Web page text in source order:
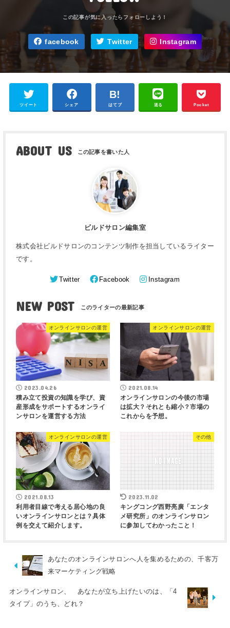
facebook Twitter Instagram
ツイート シェア はてブ 送る Pocket
ABOUT US
ビルドサロン編集室
株式会社ビルドサロンのコンテンツ制作を担当しているライター
です。
Twitter Facebook Instagram
NEW POST
オンラインサロンの運営
2023.04.26
積み立て投資の知識を学び、資
産形成をサポートするオンライ
ンサロンを運営する方法
オンラインサロンの運営
2021.08.14
オンラインサロンの今後の市場
は拡大？それとも縮小？市場の
これからを予想。
オンラインサロンの運営
2021.08.13
利用者目線で考える居心地の良
いオンラインサロンとは？具体
例を交えて紹介します。
その他
2023.11.02
キングコング西野亮廣「エンタ
メ研究所」のオンラインサロン
に参加してわかったこと！
あなたのオンラインサロンへ人を集めるための、千客万
来マーケティング戦略
オンラインサロン、 あなたが立ち上げたいのは、「4
タイプ」のうち、どれ？